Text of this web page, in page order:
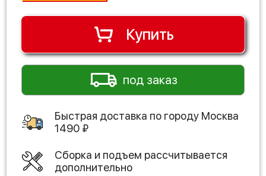
Купить
под заказ
Быстрая доставка по городу Москва
1490 ₽
Сборка и подъем рассчитывается
дополнительно